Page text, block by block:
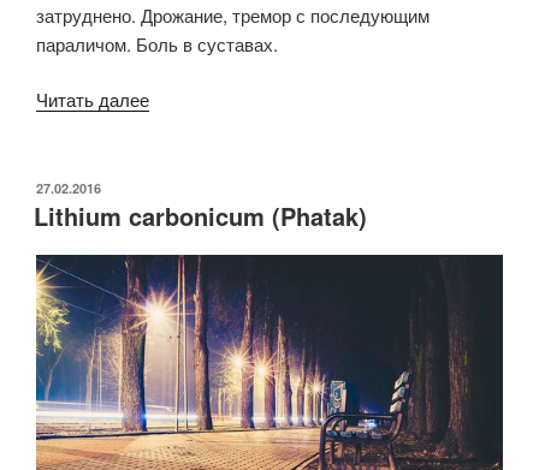
затруднено. Дрожание, тремор с последующим
параличом. Боль в суставах.
Читать далее«Plumbum
ОПУБЛИКОВАНО
27.02.2016
Lithium carbonicum (Phatak)